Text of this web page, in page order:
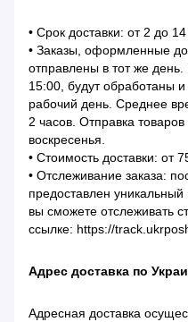
• Срок доставки: от 2 до 14
• Заказы, оформленные
отправлены в тот же
15:00, будут обработаны
рабочий день. Среднее
2 часов. Отправка
воскресенья.
• Стоимость доставки: от
• Отслеживание заказа:
предоставлен
вы сможете отслеживать
ссылке: https://
Адрес доставка по
Адресная доставка